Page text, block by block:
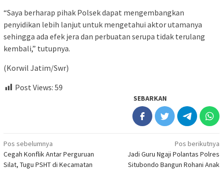
“Saya berharap pihak Polsek dapat mengembangkan
penyidikan lebih lanjut untuk mengetahui aktor utamanya
sehingga ada efek jera dan perbuatan serupa tidak terulang
kembali,” tutupnya.
(Korwil Jatim/Swr)
Post Views: 59
SEBARKAN
Navigasi
pos
Pos sebelumnya
Cegah Konflik Antar Perguruan
Silat, Tugu PSHT di Kecamatan
Pos berikutnya
Jadi Guru Ngaji Polantas Polres
Situbondo Bangun Rohani Anak